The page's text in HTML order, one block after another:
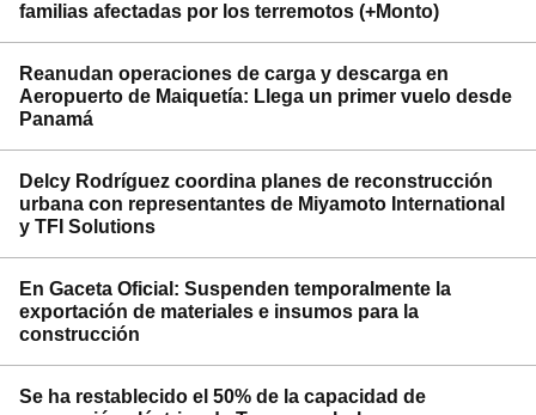
familias afectadas por los terremotos (+Monto)
Reanudan operaciones de carga y descarga en
Aeropuerto de Maiquetía: Llega un primer vuelo desde
Panamá
Delcy Rodríguez coordina planes de reconstrucción
urbana con representantes de Miyamoto International
y TFI Solutions
En Gaceta Oficial: Suspenden temporalmente la
exportación de materiales e insumos para la
construcción
Se ha restablecido el 50% de la capacidad de